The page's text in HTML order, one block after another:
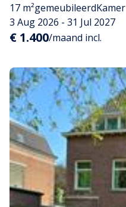
17 m²gemeubileerdKamer
3 Aug 2026 - 31 Jul 2027
€ 1.400/maand incl.